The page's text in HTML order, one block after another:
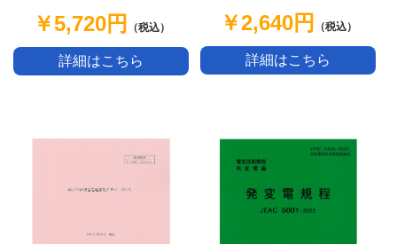
￥5,720円 （税込）
詳細はこちら
￥2,640円 （税込）
詳細はこちら